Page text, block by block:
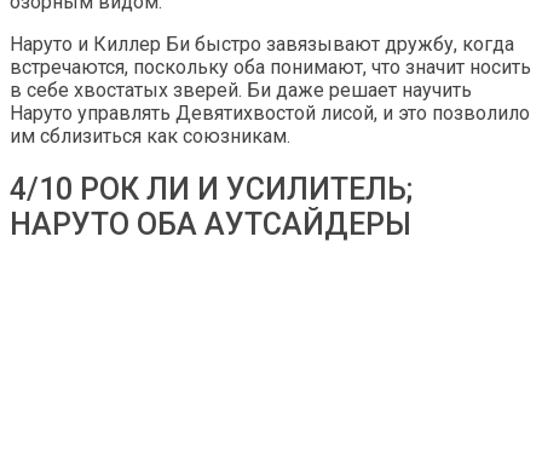
Наруто и Киллер Би быстро завязывают дружбу, когда
встречаются, поскольку оба понимают, что значит носить
в себе хвостатых зверей. Би даже решает научить
Наруто управлять Девятихвостой лисой, и это позволило
им сблизиться как союзникам.
4/10 РОК ЛИ И УСИЛИТЕЛЬ;
НАРУТО ОБА АУТСАЙДЕРЫ